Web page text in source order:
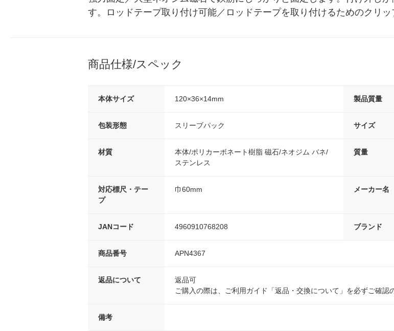
す。ロッドテープ取り付け可能／ロッドテープを取り付けるためのクリッ
商品仕様/スペック
本体サイズ 120×36×14mm 製品質量
包装形態 スリーブパック サイズ
材質
本体/ポリカーボネート樹脂 磁石/ネオジム バネ/
ステンレス
質量
対応標尺・テー
プ
巾60mm メーカー名
JANコード 4960910768208 ブランド
商品番号 APN4367
返品について
返品可
ご購入の際は、ご利用ガイド「返品・交換について」を必ずご確認
備考